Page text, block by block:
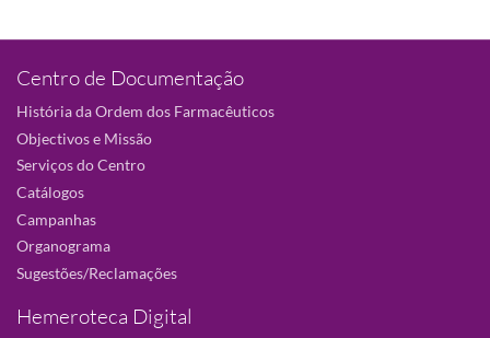
Centro de Documentação
História da Ordem dos Farmacêuticos
Objectivos e Missão
Serviços do Centro
Catálogos
Campanhas
Organograma
Sugestões/Reclamações
Hemeroteca Digital